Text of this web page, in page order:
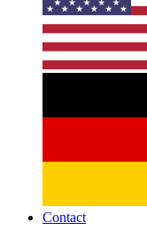
Contact